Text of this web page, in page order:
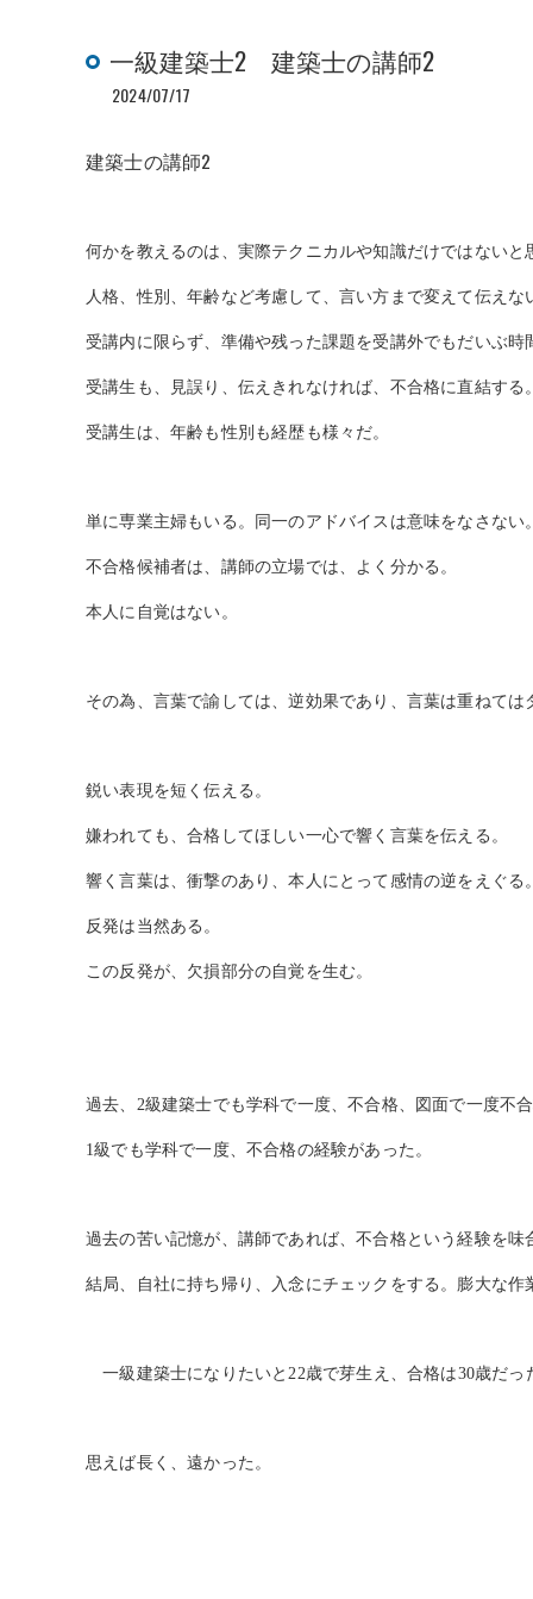
一級建築士2 建築士の講師2
2024/07/17
建築士の講師2
何かを教えるのは、実際テクニカルや知識だけではないと
人格、性別、年齢など考慮して、言い方まで変えて伝えな
受講内に限らず、準備や残った課題を受講外でもだいぶ時
受講生も、見誤り、伝えきれなければ、不合格に直結する。
受講生は、年齢も性別も経歴も様々だ。
単に専業主婦もいる。同一のアドバイスは意味をなさない。
不合格候補者は、講師の立場では、よく分かる。
本人に自覚はない。
その為、言葉で諭しては、逆効果であり、言葉は重ねては
鋭い表現を短く伝える。
嫌われても、合格してほしい一心で響く言葉を伝える。
響く言葉は、衝撃のあり、本人にとって感情の逆をえぐる。
反発は当然ある。
この反発が、欠損部分の自覚を生む。
過去、2級建築士でも学科で一度、不合格、図面で一度不合
1級でも学科で一度、不合格の経験があった。
過去の苦い記憶が、講師であれば、不合格という経験を味
結局、自社に持ち帰り、入念にチェックをする。膨大な作
一級建築士になりたいと22歳で芽生え、合格は30歳だっ
思えば長く、遠かった。